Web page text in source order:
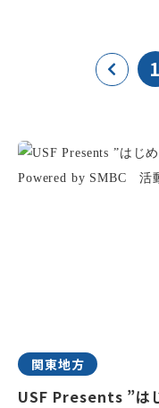
1
関東地方
USF Presents ”は